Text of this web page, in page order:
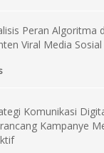
Peran Algoritma
Viral Media Sosial
Komunikasi
Kampanye